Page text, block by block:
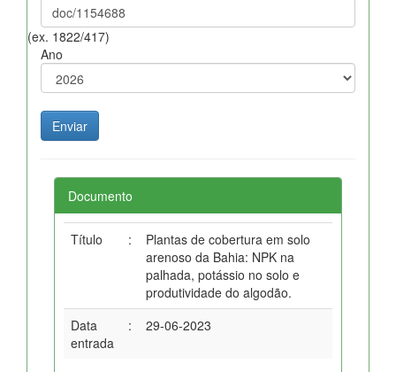
(ex. 1822/417)
Ano
Documento
Título :
Plantas de cobertura em solo
arenoso da Bahia: NPK na
palhada, potássio no solo e
produtividade do algodão.
Data
entrada
: 29-06-2023